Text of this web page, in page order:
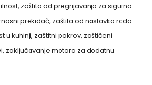
zaštita od pregrijavanja za sigurno
prekidač, zaštita od nastavka rada
u kuhinji, zaštitni pokrov, zaštičeni
zaključavanje motora za dodatnu